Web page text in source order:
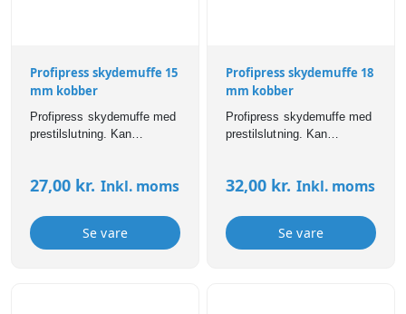
Profipress skydemuffe 15
mm kobber
Profipress skydemuffe med
prestilslutning. Kan
køleinstallationer. Profipress
Contur som sikrer, at
samlinger er synligt utætte
27,00 kr. Inkl. moms
Se vare
Profipress skydemuffe 18
mm kobber
Profipress skydemuffe med
prestilslutning. Kan
køleinstallationer. Profipress
Contur som sikrer, at
samlinger er synligt utætte
32,00 kr. Inkl. moms
Se vare